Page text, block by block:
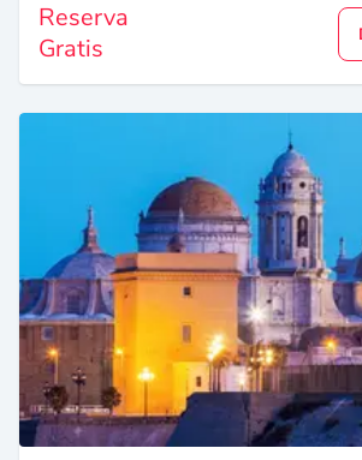
Reserva
Gratis